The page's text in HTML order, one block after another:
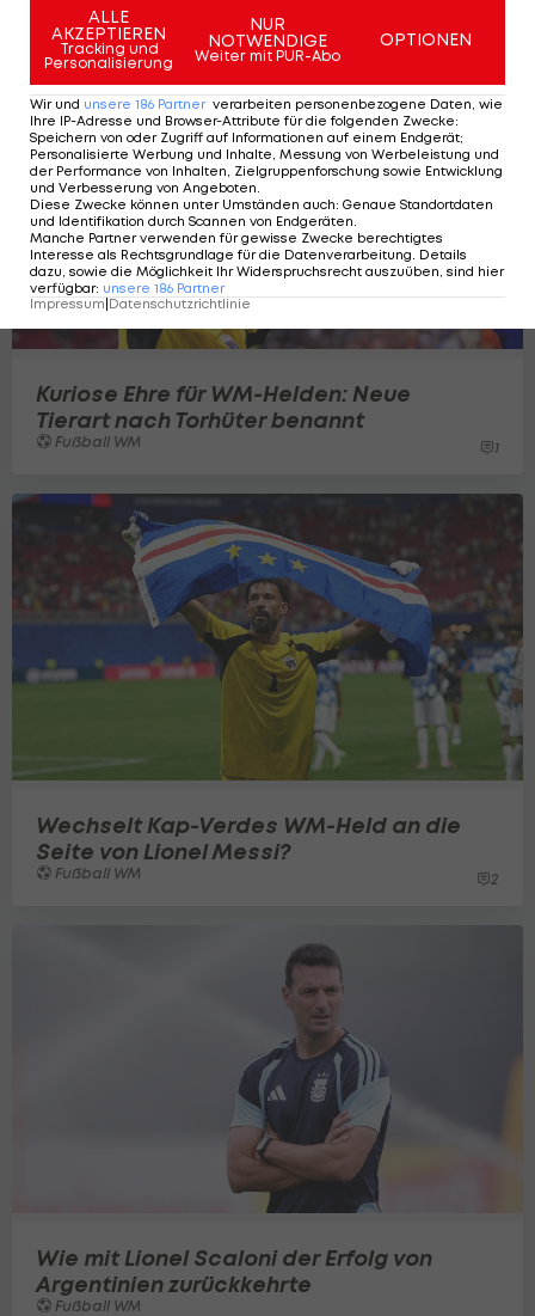
Fußball WM
Kuriose Ehre für WM-Helden: Neue
Tierart nach Torhüter benannt
Fußball WM 1
Wechselt Kap-Verdes WM-Held an die
Seite von Lionel Messi?
Fußball WM 2
Wie mit Lionel Scaloni der Erfolg von
Argentinien zurückkehrte
Fußball WM
ALLE
AKZEPTIEREN
Tracking und
Personalisierung
NUR
NOTWENDIGE
Weiter mit PUR-Abo
OPTIONEN
Wir und unsere 186 Partner verarbeiten personenbezogene Daten, wie
Ihre IP-Adresse und Browser-Attribute für die folgenden Zwecke:
Speichern von oder Zugriff auf Informationen auf einem Endgerät;
Personalisierte Werbung und Inhalte, Messung von Werbeleistung und
der Performance von Inhalten, Zielgruppenforschung sowie Entwicklung
und Verbesserung von Angeboten.
Diese Zwecke können unter Umständen auch: Genaue Standortdaten
und Identifikation durch Scannen von Endgeräten.
Manche Partner verwenden für gewisse Zwecke berechtigtes
Interesse als Rechtsgrundlage für die Datenverarbeitung. Details
dazu, sowie die Möglichkeit Ihr Widerspruchsrecht auszuüben, sind hier
verfügbar: unsere 186 Partner
Impressum Datenschutzrichtlinie